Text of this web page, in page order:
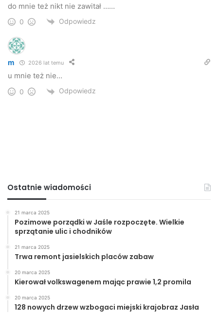
do mnie też nikt nie zawitał ……
0 Odpowiedz
m 2026 lat temu
u mnie też nie…
0 Odpowiedz
Ostatnie wiadomości
21 marca 2025
Pozimowe porządki w Jaśle rozpoczęte. Wielkie
sprzątanie ulic i chodników
21 marca 2025
Trwa remont jasielskich placów zabaw
20 marca 2025
Kierował volkswagenem mając prawie 1,2 promila
20 marca 2025
128 nowych drzew wzbogaci miejski krajobraz Jasła